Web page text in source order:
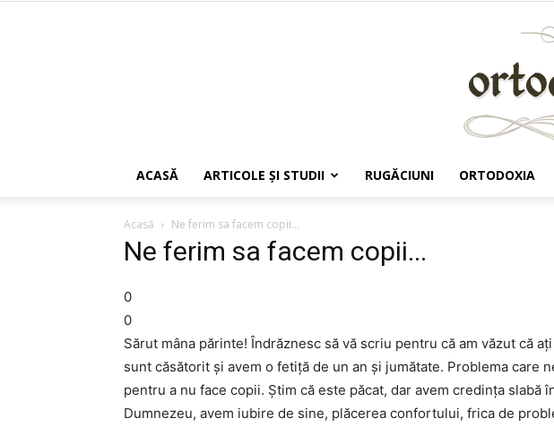
ACASĂ ARTICOLE ŞI STUDII RUGĂCIUNI ORTODOXIA
Acasă Ne ferim sa facem copii...
Ne ferim sa facem copii...
0
0
Sărut mâna părinte! Îndrăznesc să vă scriu pentru că am văzut că
sunt căsătorit și avem o fetiță de un an și jumătate. Problema care
pentru a nu face copii. Știm că este păcat, dar avem credința slabă
Dumnezeu, avem iubire de sine, plăcerea confortului, frica de